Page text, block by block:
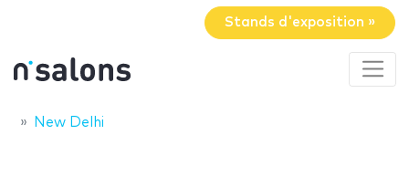
Stands d'exposition »
New Delhi